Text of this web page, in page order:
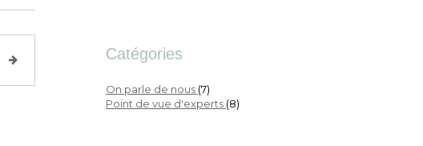
Catégories
On parle de nous (7)
Point de vue d'experts (8)